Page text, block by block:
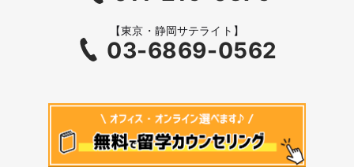
【東京・静岡サテライト】
03-6869-0562